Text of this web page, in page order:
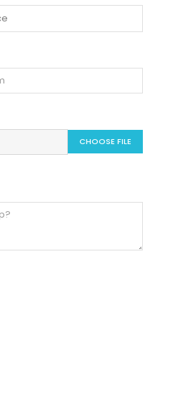
CHOOSE FILE